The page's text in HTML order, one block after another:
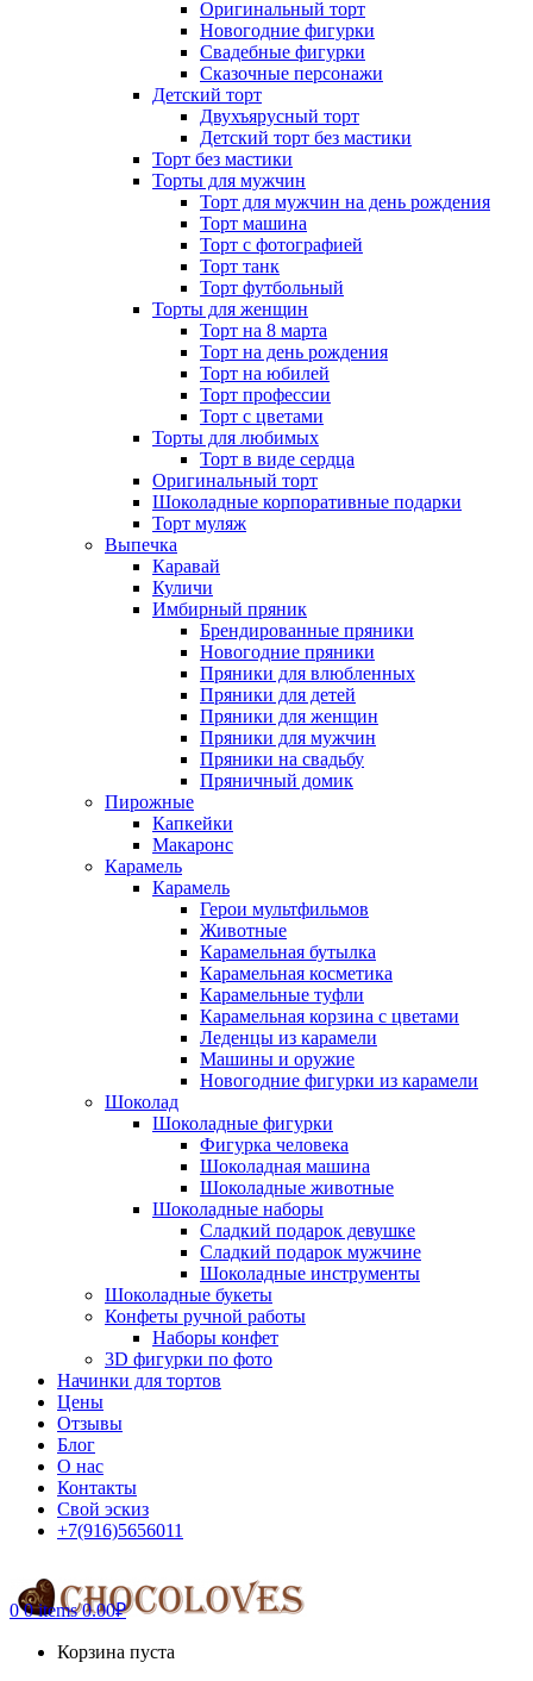
Оригинальный торт
Новогодние фигурки
Свадебные фигурки
Сказочные персонажи
Детский торт
Двухъярусный торт
Детский торт без мастики
Торт без мастики
Торты для мужчин
Торт для мужчин на день рождения
Торт машина
Торт с фотографией
Торт танк
Торт футбольный
Торты для женщин
Торт на 8 марта
Торт на день рождения
Торт на юбилей
Торт профессии
Торт с цветами
Торты для любимых
Торт в виде сердца
Оригинальный торт
Шоколадные корпоративные подарки
Торт муляж
Выпечка
Каравай
Куличи
Имбирный пряник
Брендированные пряники
Новогодние пряники
Пряники для влюбленных
Пряники для детей
Пряники для женщин
Пряники для мужчин
Пряники на свадьбу
Пряничный домик
Пирожные
Капкейки
Макаронс
Карамель
Карамель
Герои мультфильмов
Животные
Карамельная бутылка
Карамельная косметика
Карамельные туфли
Карамельная корзина с цветами
Леденцы из карамели
Машины и оружие
Новогодние фигурки из карамели
Шоколад
Шоколадные фигурки
Фигурка человека
Шоколадная машина
Шоколадные животные
Шоколадные наборы
Сладкий подарок девушке
Сладкий подарок мужчине
Шоколадные инструменты
Шоколадные букеты
Конфеты ручной работы
Наборы конфет
3D фигурки по фото
Начинки для тортов
Цены
Отзывы
Блог
О нас
Контакты
Свой эскиз
+7(916)5656011
0 0 items 0.00₽
Корзина пуста